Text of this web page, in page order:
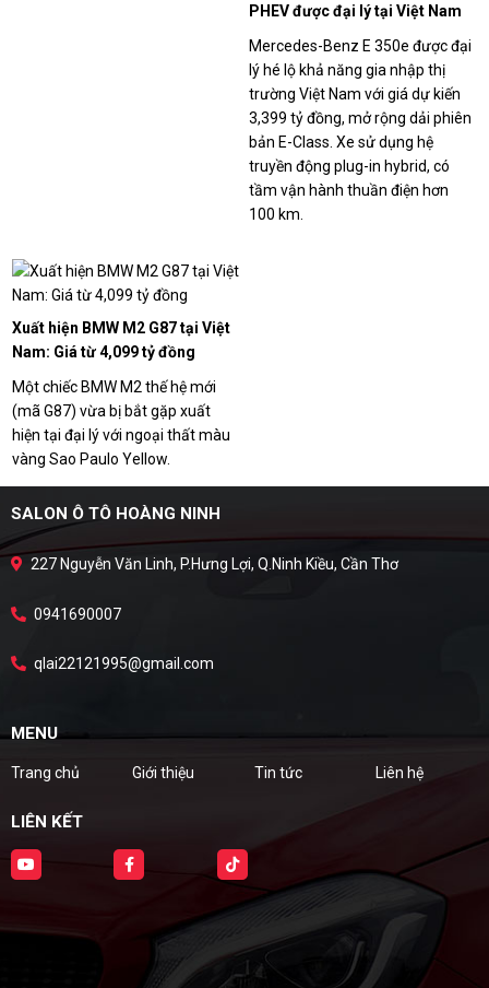
PHEV được đại lý tại Việt Nam
Mercedes-Benz E 350e được đại
lý hé lộ khả năng gia nhập thị
trường Việt Nam với giá dự kiến
3,399 tỷ đồng, mở rộng dải phiên
bản E-Class. Xe sử dụng hệ
truyền động plug-in hybrid, có
tầm vận hành thuần điện hơn
100 km.
Xuất hiện BMW M2 G87 tại Việt
Nam: Giá từ 4,099 tỷ đồng
Một chiếc BMW M2 thế hệ mới
(mã G87) vừa bị bắt gặp xuất
hiện tại đại lý với ngoại thất màu
vàng Sao Paulo Yellow.
SALON Ô TÔ HOÀNG NINH
227 Nguyễn Văn Linh, P.Hưng Lợi, Q.Ninh Kiều, Cần Thơ
0941690007
qlai22121995@gmail.com
MENU
Trang chủ Giới thiệu Tin tức Liên hệ
LIÊN KẾT